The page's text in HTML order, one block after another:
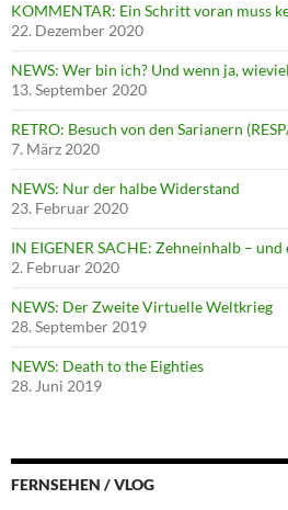
KOMMENTAR: Ein Schritt voran muss
22. Dezember 2020
NEWS: Wer bin ich? Und wenn ja,
13. September 2020
RETRO: Besuch von den Sarianern
7. März 2020
NEWS: Nur der halbe Widerstand
23. Februar 2020
IN EIGENER SACHE: Zehneinhalb –
2. Februar 2020
NEWS: Der Zweite Virtuelle Weltkrieg
28. September 2019
NEWS: Death to the Eighties
28. Juni 2019
FERNSEHEN / VLOG